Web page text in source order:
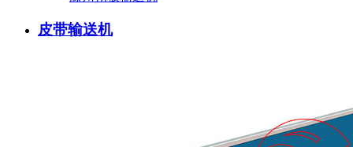
皮带输送机